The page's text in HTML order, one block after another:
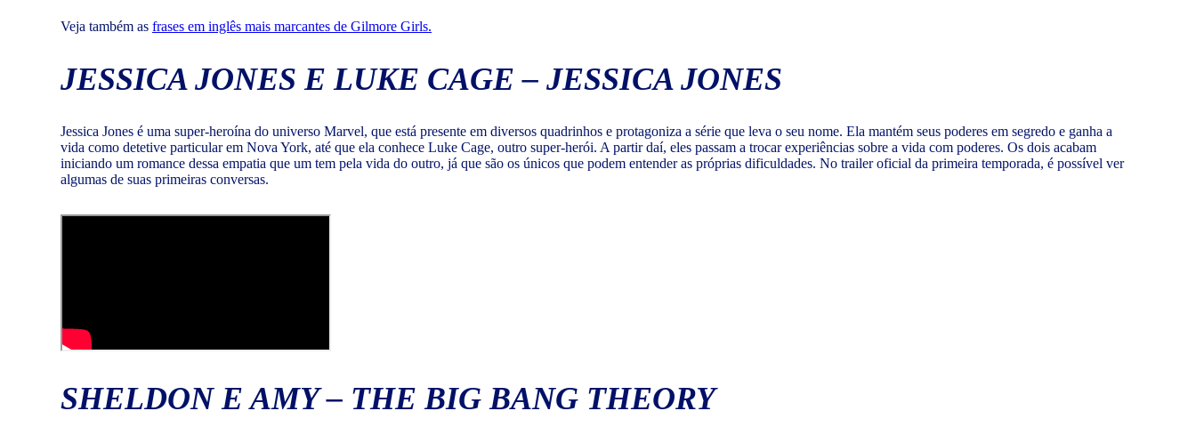
Veja também as frases em inglês mais marcantes de Gilmore Girls.
JESSICA JONES E LUKE CAGE – JESSICA JONES
Jessica Jones é uma super-heroína do universo Marvel, que está presente em diversos quadrinhos e protagoniza a série que leva o seu nome. Ela mantém seus poderes em segredo e ganha a
vida como detetive particular em Nova York, até que ela conhece Luke Cage, outro super-herói. A partir daí, eles passam a trocar experiências sobre a vida com poderes. Os dois acabam
iniciando um romance dessa empatia que um tem pela vida do outro, já que são os únicos que podem entender as próprias dificuldades. No trailer oficial da primeira temporada, é possível ver
algumas de suas primeiras conversas.
SHELDON E AMY – THE BIG BANG THEORY